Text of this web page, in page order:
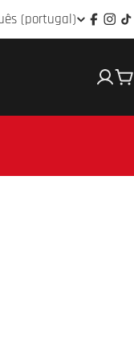
(portugal)